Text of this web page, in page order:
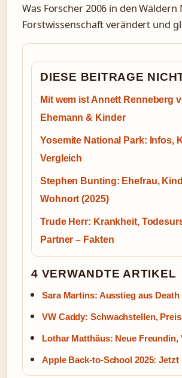
Was Forscher 2006 in den
Forstwissenschaft verändert und
DIESE BEITRAGE
Mit wem ist Annett Renneberg
Ehemann & Kinder
Yosemite National Park: Infos,
Vergleich
Stephen Bunting: Ehefrau,
Wohnort (2025)
Trude Herr: Krankheit,
Partner – Fakten
4 VERWANDTE ARTIKEL
Sara Martins: Ausstieg aus
VW Caddy: Schwachstellen,
Lothar Matthäus: Neue
Apple Back-to-School 2025: